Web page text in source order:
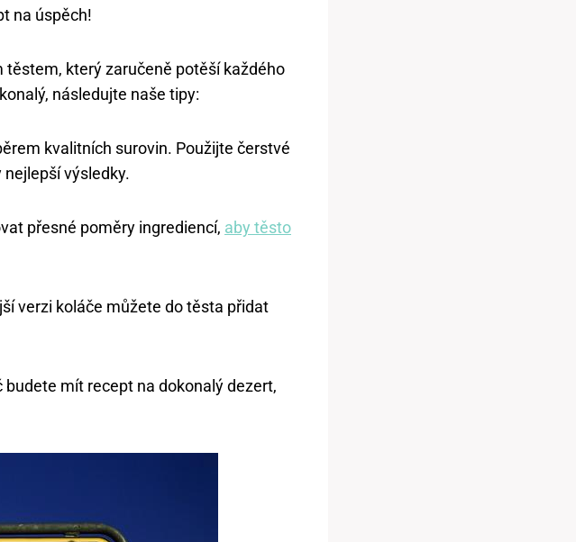
na úspěch!
který zaručeně potěší každého
následujte naše tipy:
kvalitních surovin. Použijte čerstvé
výsledky.
přesné poměry ingrediencí, aby těsto
verzi koláče můžete do těsta přidat
mít recept na dokonalý dezert,